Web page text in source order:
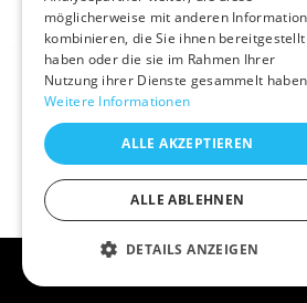
möglicherweise mit anderen
kombinieren, die Sie ihnen bereitgestellt
haben oder die sie im Rahmen Ihrer
Nutzung ihrer Dienste gesammelt
Weitere Informationen
ALLE AKZEPTIEREN
ALLE ABLEHNEN
DETAILS ANZEIGEN